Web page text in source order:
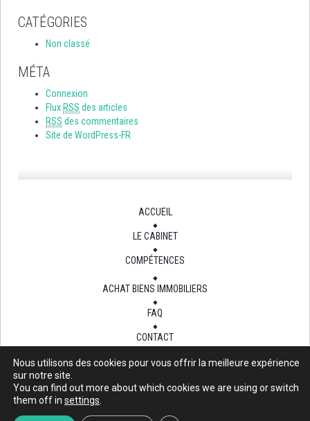
CATÉGORIES
Non classé
MÉTA
Connexion
Flux RSS des articles
RSS des commentaires
Site de WordPress-FR
ACCUEIL
LE CABINET
COMPÉTENCES
ACHAT BIENS IMMOBILIERS
FAQ
CONTACT
Site mis à jour au 15 Oct 2015
Nous utilisons des cookies pour vous offrir la meilleure expérience
sur notre site.
You can find out more about which cookies we are using or switch
them off in settings